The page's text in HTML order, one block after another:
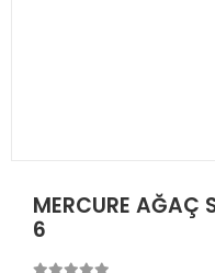
MERCURE AĞAÇ
6